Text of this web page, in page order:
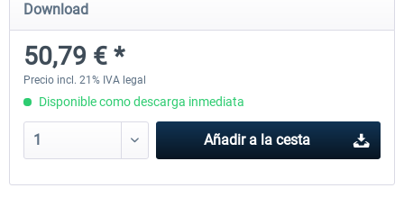
30,45 € *
Download
50,79 € *
Precio incl. 21% IVA legal
Disponible como descarga inmediata
Añadir a la cesta